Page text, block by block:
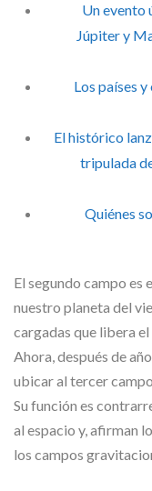
Un evento
Júpiter y
Los países
El histórico
tripulada
Quiénes
El segundo campo es
nuestro planeta del
cargadas que libera el
Ahora, después de
ubicar al tercer
Su función es
al espacio y, afirman
los campos